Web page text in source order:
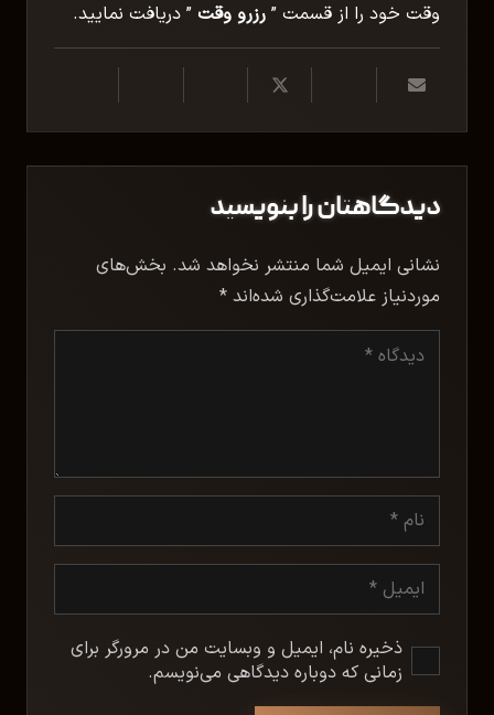
وقت خود را از قسمت ” رزرو وقت ” دریافت نمایید.
دیدگاهتان را بنویسید
نشانی ایمیل شما منتشر نخواهد شد. بخش‌های
موردنیاز علامت‌گذاری شده‌اند *
ذخیره نام، ایمیل و وبسایت من در مرورگر برای
زمانی که دوباره دیدگاهی می‌نویسم.